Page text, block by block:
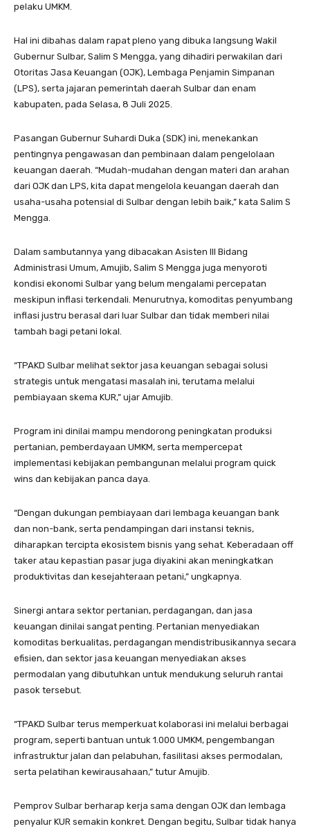
pelaku UMKM.
Hal ini dibahas dalam rapat pleno yang dibuka langsung Wakil
Gubernur Sulbar, Salim S Mengga, yang dihadiri perwakilan dari
Otoritas Jasa Keuangan (OJK), Lembaga Penjamin Simpanan
(LPS), serta jajaran pemerintah daerah Sulbar dan enam
kabupaten, pada Selasa, 8 Juli 2025.
Pasangan Gubernur Suhardi Duka (SDK) ini, menekankan
pentingnya pengawasan dan pembinaan dalam pengelolaan
keuangan daerah. “Mudah-mudahan dengan materi dan arahan
dari OJK dan LPS, kita dapat mengelola keuangan daerah dan
usaha-usaha potensial di Sulbar dengan lebih baik,” kata Salim S
Mengga.
Dalam sambutannya yang dibacakan Asisten III Bidang
Administrasi Umum, Amujib, Salim S Mengga juga menyoroti
kondisi ekonomi Sulbar yang belum mengalami percepatan
meskipun inflasi terkendali. Menurutnya, komoditas penyumbang
inflasi justru berasal dari luar Sulbar dan tidak memberi nilai
tambah bagi petani lokal.
“TPAKD Sulbar melihat sektor jasa keuangan sebagai solusi
strategis untuk mengatasi masalah ini, terutama melalui
pembiayaan skema KUR,” ujar Amujib.
Program ini dinilai mampu mendorong peningkatan produksi
pertanian, pemberdayaan UMKM, serta mempercepat
implementasi kebijakan pembangunan melalui program quick
wins dan kebijakan panca daya.
“Dengan dukungan pembiayaan dari lembaga keuangan bank
dan non-bank, serta pendampingan dari instansi teknis,
diharapkan tercipta ekosistem bisnis yang sehat. Keberadaan off
taker atau kepastian pasar juga diyakini akan meningkatkan
produktivitas dan kesejahteraan petani,” ungkapnya.
Sinergi antara sektor pertanian, perdagangan, dan jasa
keuangan dinilai sangat penting. Pertanian menyediakan
komoditas berkualitas, perdagangan mendistribusikannya secara
efisien, dan sektor jasa keuangan menyediakan akses
permodalan yang dibutuhkan untuk mendukung seluruh rantai
pasok tersebut.
“TPAKD Sulbar terus memperkuat kolaborasi ini melalui berbagai
program, seperti bantuan untuk 1.000 UMKM, pengembangan
infrastruktur jalan dan pelabuhan, fasilitasi akses permodalan,
serta pelatihan kewirausahaan,” tutur Amujib.
Pemprov Sulbar berharap kerja sama dengan OJK dan lembaga
penyalur KUR semakin konkret. Dengan begitu, Sulbar tidak hanya